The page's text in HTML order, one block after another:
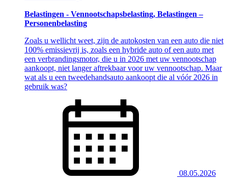
Belastingen - Vennootschapsbelasting, Belastingen –
Personenbelasting
Zoals u wellicht weet, zijn de autokosten van een auto die niet
100% emissievrij is, zoals een hybride auto of een auto met
een verbrandingsmotor, die u in 2026 met uw vennootschap
aankoopt, niet langer aftrekbaar voor uw vennootschap. Maar
wat als u een tweedehandsauto aankoopt die al vóór 2026 in
gebruik was?
08.05.2026